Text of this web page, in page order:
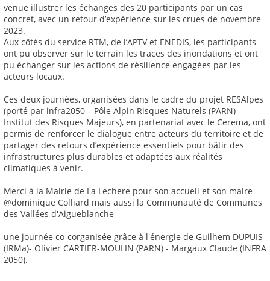
venue illustrer les échanges des 20 participants par un cas
concret, avec un retour d’expérience sur les crues de novembre
2023.
Aux côtés du service RTM, de l’APTV et ENEDIS, les participants
ont pu observer sur le terrain les traces des inondations et ont
pu échanger sur les actions de résilience engagées par les
acteurs locaux.
Ces deux journées, organisées dans le cadre du projet RESAlpes
(porté par infra2050 – Pôle Alpin Risques Naturels (PARN) –
Institut des Risques Majeurs), en partenariat avec le Cerema, ont
permis de renforcer le dialogue entre acteurs du territoire et de
partager des retours d’expérience essentiels pour bâtir des
infrastructures plus durables et adaptées aux réalités
climatiques à venir.
Merci à la Mairie de La Lechere pour son accueil et son maire
@dominique Colliard mais aussi la Communauté de Communes
des Vallées d'Aigueblanche
une journée co-corganisée grâce à l'énergie de Guilhem DUPUIS
(IRMa)- Olivier CARTIER-MOULIN (PARN) - Margaux Claude (INFRA
2050).